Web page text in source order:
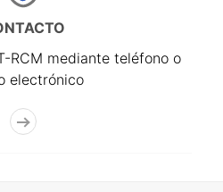
RCM mediante teléfono o
electrónico